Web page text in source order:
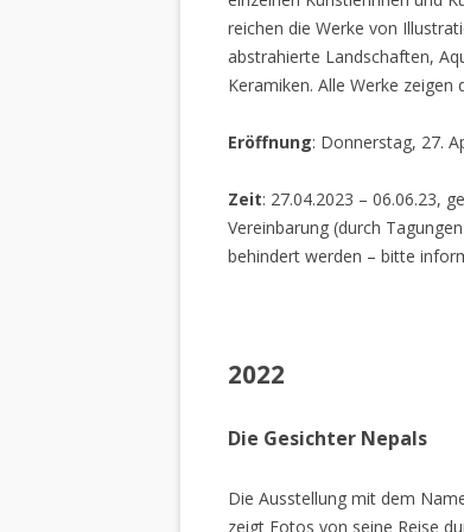
reichen die Werke von
abstrahierte Landschaften,
Keramiken. Alle Werke
Eröffnung: Donnerstag, 27.
Zeit: 27.04.2023 – 06.06.23,
Vereinbarung (durch
behindert werden – bitte
2022
Die Gesichter Nepals
Die Ausstellung mit dem
zeigt Fotos von seine Reise